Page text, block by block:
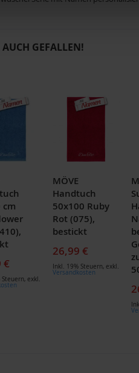
GEFALLEN!
cm
€
Steuern, exkl.
MÖVE
Handtuch
50x100 Ruby
Rot (075),
bestickt
26,99 €
Inkl. 19% Steuern, exkl.
Versandkosten